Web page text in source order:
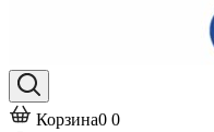
Корзина0 0